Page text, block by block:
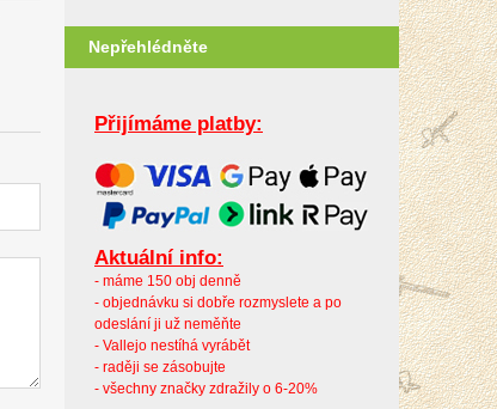
Nepřehlédněte
Přijímáme platby:
Aktuální info:
- máme 150 obj denně
- objednávku si dobře rozmyslete a po
odeslání ji už neměňte
- Vallejo nestíhá vyrábět
- raději se zásobujte
- všechny značky zdražily o 6-20%